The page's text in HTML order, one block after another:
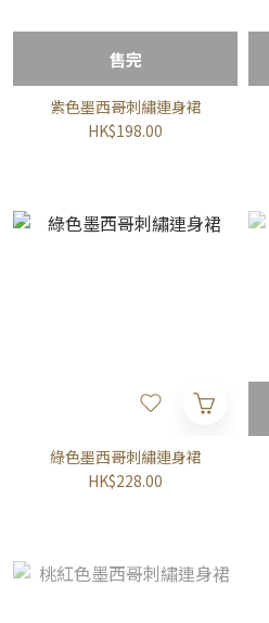
售完
紫色墨西哥刺繡連身裙
HK$198.00
綠色墨西哥刺繡連身裙
HK$228.00